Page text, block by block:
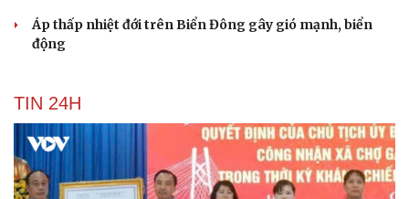
Áp thấp nhiệt đới trên Biển Đông gây gió mạnh, biển
động
TIN 24H